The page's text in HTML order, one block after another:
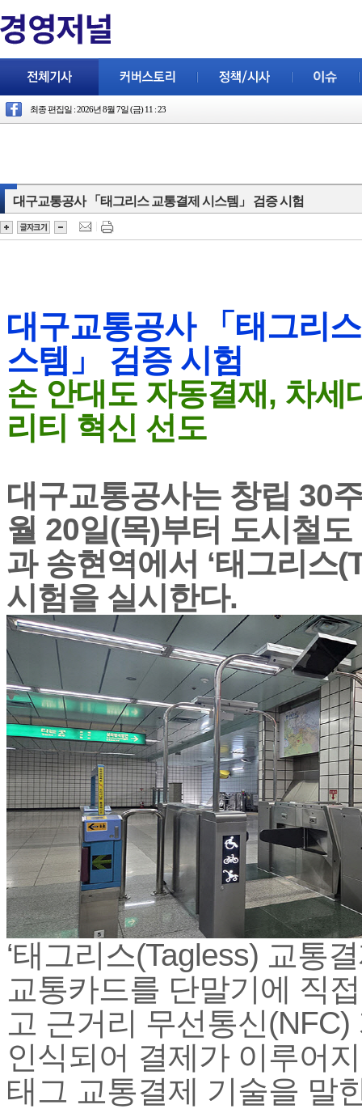
최종 편집일 : 2026년 8월 7일 (금) 11 : 23
대구교통공사 「태그리스 교통결제 시스템」 검증 시험
대구교통공사 「태그리
스템」 검증 시험
손 안대도 자동결재, 차세
리티 혁신 선도
대구교통공사는 창립 30
월 20일(목)부터 도시철
과 송현역에서 ‘태그리스
시험을 실시한다.
‘태그리스(Tagless) 교통
교통카드를 단말기에 직
고 근거리 무선통신
인식되어 결제가 이루어
태그 교통결제 기술을 말